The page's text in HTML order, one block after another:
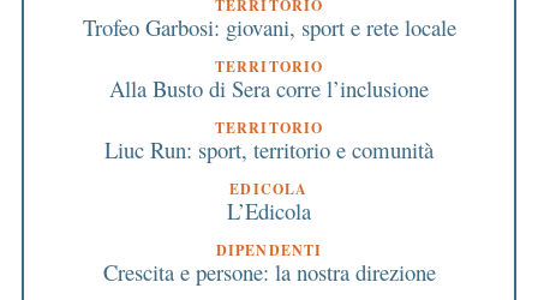
TERRITORIO
Trofeo Garbosi: giovani, sport e rete locale
TERRITORIO
Alla Busto di Sera corre l’inclusione
TERRITORIO
Liuc Run: sport, territorio e comunità
EDICOLA
L’Edicola
DIPENDENTI
Crescita e persone: la nostra direzione